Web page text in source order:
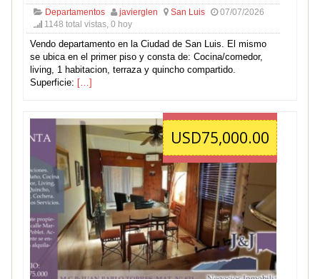
Departamentos javierglen San Luis
07/07/2026
1148 total vistas, 0 hoy
Vendo departamento en la Ciudad de San Luis. El mismo
se ubica en el primer piso y consta de: Cocina/comedor,
living, 1 habitacion, terraza y quincho compartido.
Superficie: […]
USD75,000.00